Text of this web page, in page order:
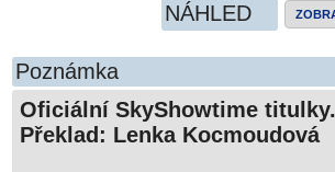
NÁHLED
Poznámka
Oficiální SkyShowtime titulky.
Překlad: Lenka Kocmoudová